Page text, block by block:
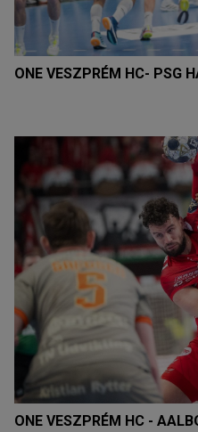
ONE VESZPRÉM HC- PSG
ONE VESZPRÉM HC -